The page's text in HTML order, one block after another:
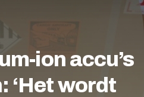
ion accu’s
‘Het wordt